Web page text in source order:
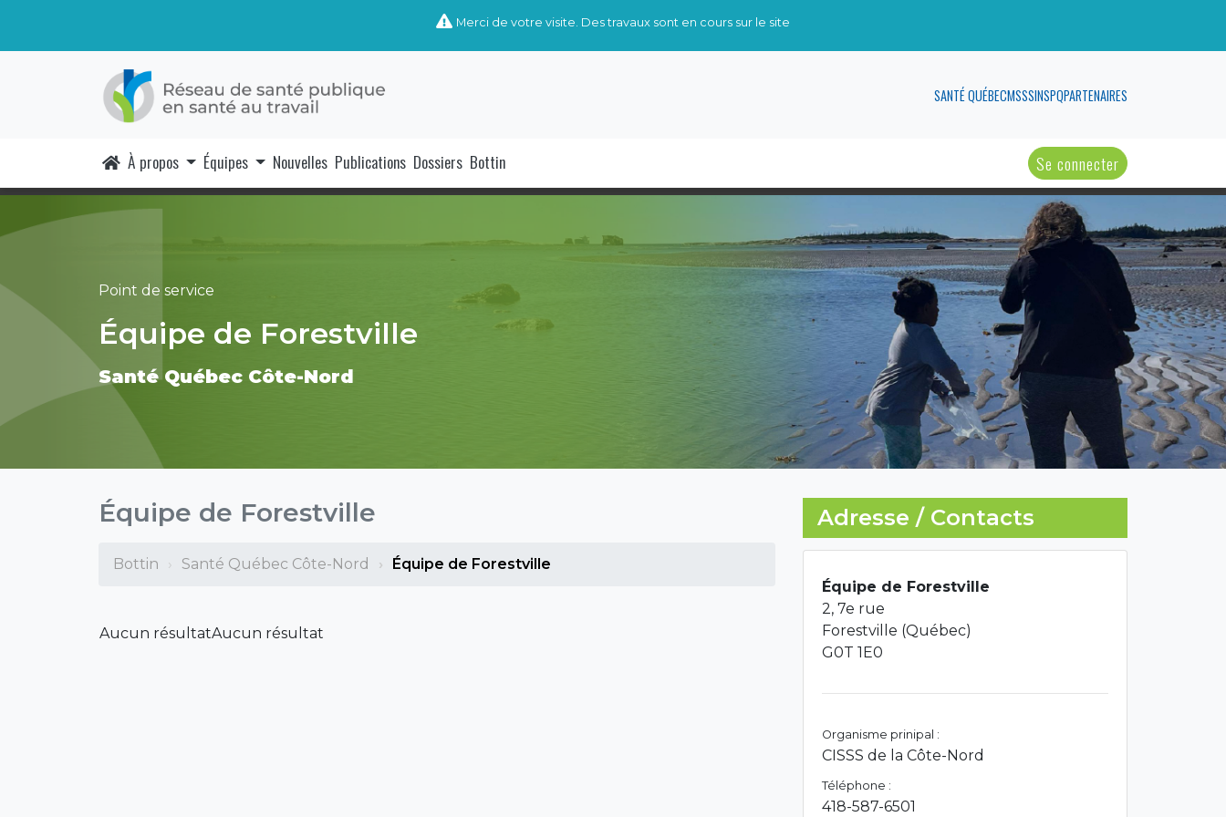
Merci de votre visite. Des travaux sont en cours sur le site
SANTÉ QUÉBECMSSSINSPQPARTENAIRES
À propos Équipes Nouvelles Publications Dossiers Bottin Se connecter
Point de service
Équipe de Forestville
Santé Québec Côte-Nord
Équipe de Forestville
Bottin Santé Québec Côte-Nord Équipe de Forestville
Aucun résultatAucun résultat
Adresse / Contacts
Équipe de Forestville
2, 7e rue
Forestville (Québec)
G0T 1E0
Organisme prinipal :
CISSS de la Côte-Nord
Téléphone :
418-587-6501